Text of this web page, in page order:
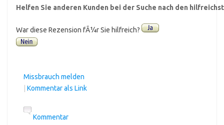
Helfen Sie anderen Kunden bei der Suche nach den
War diese Rezension fÃ¼r Sie hilfreich?
Missbrauch melden
Kommentar als Link
Kommentar